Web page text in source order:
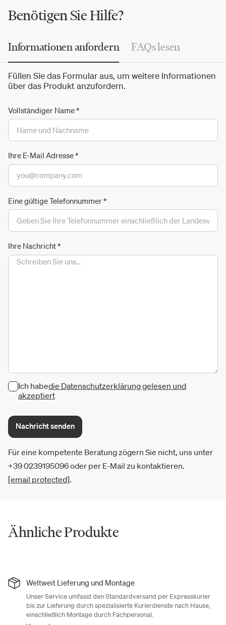
höchste formale Qualität im Wohn-, Büro- und
Objektbereich.
Benötigen Sie Hilfe?
Informationen anfordern FAQs lesen
Füllen Sie das Formular aus, um weitere Informationen
über das Produkt anzufordern.
Vollständiger Name*
Ihre E-Mail Adresse*
Eine gültige Telefonnummer*
Ihre Nachricht*
Ich habedie Datenschutzerklärung gelesen und
akzeptiert
Nachricht senden
Für eine kompetente Beratung zögern Sie nicht, uns unter
+39 0239195096 oder per E-Mail zu kontaktieren.
[email protected].
Ähnliche Produkte
Weltweit Lieferung und Montage
Unser Service umfasst den Standardversand per Expresskurier
bis zur Lieferung durch spezialisierte Kurierdienste nach Hause,
einschließlich Montage durch Fachpersonal.